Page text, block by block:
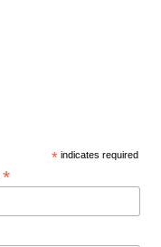
* indicates required
*